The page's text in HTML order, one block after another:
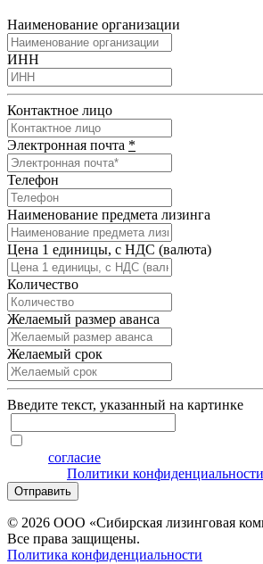
Наименование организации
ИНН
Контактное лицо
Электронная почта *
Телефон
Наименование предмета лизинга
Цена 1 единицы, с НДС (валюта)
Количество
Желаемый размер аванса
Желаемый срок
Введите текcт, указанный на картинке
согласие
Политики конфиденциальности
Отправить
© 2026 ООО «Сибирская лизинговая
Все права защищены.
Политика конфиденциальности